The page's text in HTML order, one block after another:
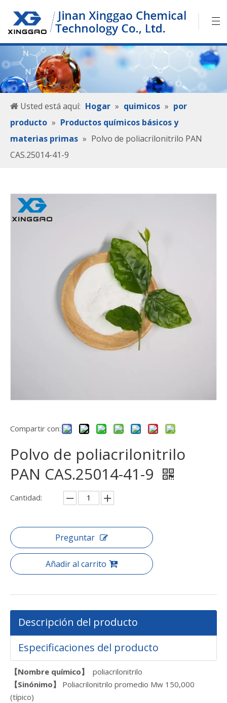
Usted está aquí: Hogar » quimicos » por
producto » Productos químicos básicos y
materias primas » Polvo de poliacrilonitrilo PAN
CAS.25014-41-9
Compartir con:
Polvo de poliacrilonitrilo
PAN CAS.25014-41-9
Cantidad:
Preguntar
Añadir al carrito
Descripción del producto
Especificaciones del producto
【Nombre químico】
poliacrilonitrilo
【Sinónimo】
Poliacrilonitrilo promedio Mw 150,000
(típico)